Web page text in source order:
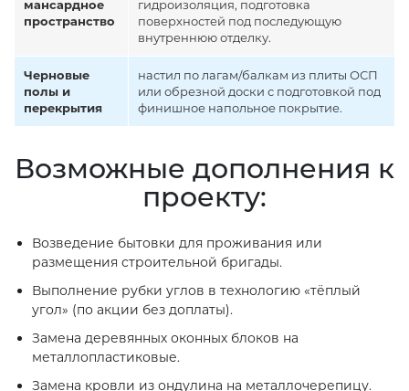
мансардное
пространство
гидроизоляция, подготовка
поверхностей под последующую
внутреннюю отделку.
Черновые
полы и
перекрытия
настил по лагам/балкам из плиты ОСП
или обрезной доски с подготовкой под
финишное напольное покрытие.
Возможные дополнения к
проекту:
Возведение бытовки для проживания или
размещения строительной бригады.
Выполнение рубки углов в технологию «тёплый
угол» (по акции без доплаты).
Замена деревянных оконных блоков на
металлопластиковые.
Замена кровли из ондулина на металлочерепицу.